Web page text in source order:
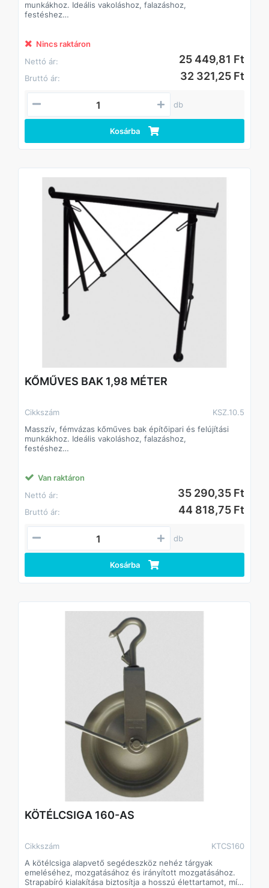
munkákhoz. Ideális vakoláshoz, falazáshoz,
festéshez
mozgatható. Hatékony munkatárs a mindennapokban.
Nincs raktáron
Nettó ár:
25 449,81 Ft
Bruttó ár: 32 321,25 Ft
db
Kosárba
KŐMŰVES BAK 1,98 MÉTER
Cikkszám
KSZ.10.5
Masszív, fémvázas kőműves bak építőipari és felújítási
munkákhoz. Ideális vakoláshoz, falazáshoz,
festéshez
mozgatható. Hatékony munkatárs a mindennapokban.
Van raktáron
Nettó ár:
35 290,35 Ft
Bruttó ár: 44 818,75 Ft
db
Kosárba
KÖTÉLCSIGA 160-AS
Cikkszám
KTCS160
A kötélcsiga alapvető segédeszköz nehéz tárgyak
emeléséhez, mozgatásához és irányított mozgatásához.
Strapabíró kialakítása biztosítja a hosszú élettartamot, míg